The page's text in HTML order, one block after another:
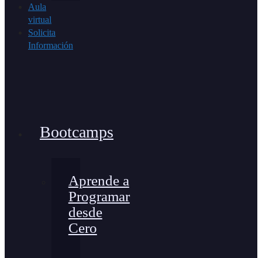
Aula
virtual
Solicita
Información
Bootcamps
Aprende a
Programar
desde
Cero